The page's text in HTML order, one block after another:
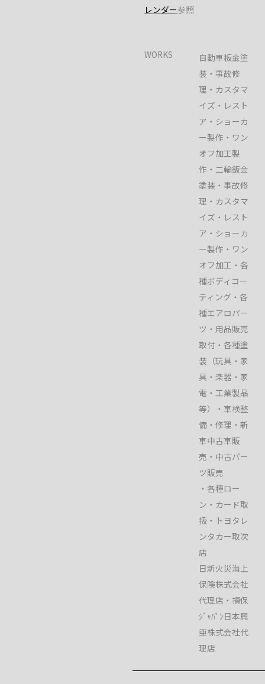
レンダー参照
WORKS
自動車板金塗
装・事故修
理・カスタマ
イズ・レスト
ア・ショーカ
ー製作・ワン
オフ加工製
作・二輪鈑金
塗装・事故修
理・カスタマ
イズ・レスト
ア・ショーカ
ー製作・ワン
オフ加工・各
種ボディコー
ティング・各
種エアロパー
ツ・用品販売
取付・各種塗
装（玩具・家
具・楽器・家
電・工業製品
等）・車検整
備・修理・新
車中古車販
売・中古パー
ツ販売
・各種ロー
ン・カード取
扱・トヨタレ
ンタカー取次
店
日新火災海上
保険株式会社
代理店・損保
ｼﾞｬﾊﾟﾝ日本興
亜株式会社代
理店